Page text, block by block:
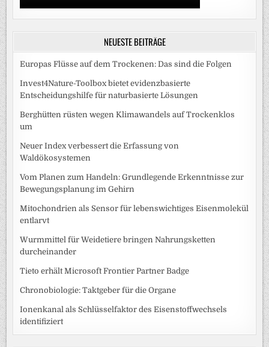
NEUESTE BEITRÄGE
Europas Flüsse auf dem Trockenen: Das sind die Folgen
Invest4Nature-Toolbox bietet evidenzbasierte
Entscheidungshilfe für naturbasierte Lösungen
Berghütten rüsten wegen Klimawandels auf Trockenklos
um
Neuer Index verbessert die Erfassung von
Waldökosystemen
Vom Planen zum Handeln: Grundlegende Erkenntnisse zur
Bewegungsplanung im Gehirn
Mitochondrien als Sensor für lebenswichtiges Eisenmolekül
entlarvt
Wurmmittel für Weidetiere bringen Nahrungsketten
durcheinander
Tieto erhält Microsoft Frontier Partner Badge
Chronobiologie: Taktgeber für die Organe
Ionenkanal als Schlüsselfaktor des Eisenstoffwechsels
identifiziert